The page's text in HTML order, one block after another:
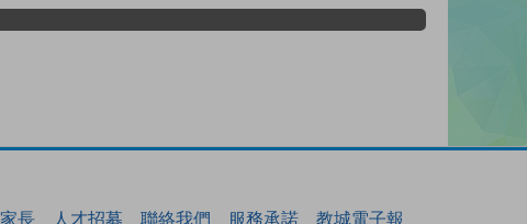
家長 人才招募 聯絡我們 服務承諾 教城電子報